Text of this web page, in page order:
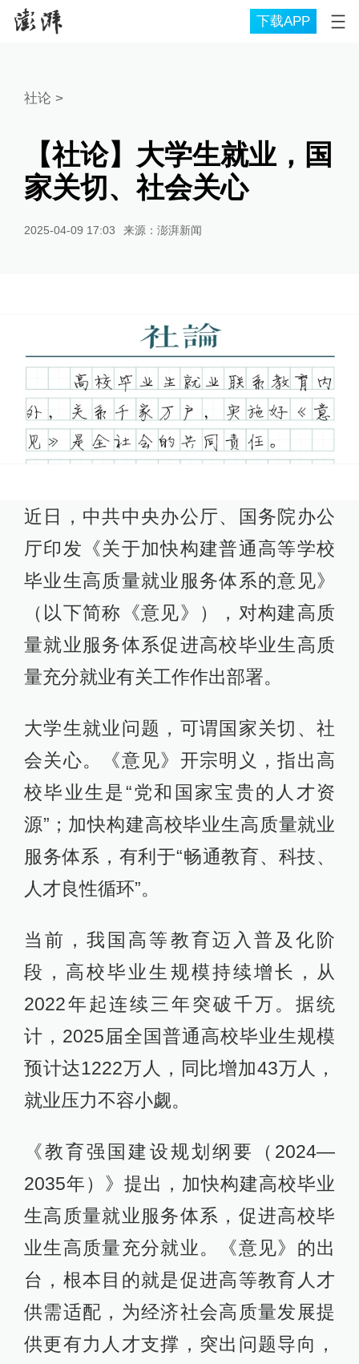
下载APP
社论 >
【社论】大学生就业，国
家关切、社会关心
2025-04-09 17:03 来源： 澎湃新闻
近日，中共中央办公厅、国务院办公
厅印发《关于加快构建普通高等学校
毕业生高质量就业服务体系的意见》
（以下简称《意见》），对构建高质
量就业服务体系促进高校毕业生高质
量充分就业有关工作作出部署。
大学生就业问题，可谓国家关切、社
会关心。《意见》开宗明义，指出高
校毕业生是“党和国家宝贵的人才资
源”；加快构建高校毕业生高质量就业
服务体系，有利于“畅通教育、科技、
人才良性循环”。
当前，我国高等教育迈入普及化阶
段，高校毕业生规模持续增长，从
2022年起连续三年突破千万。据统
计，2025届全国普通高校毕业生规模
预计达1222万人，同比增加43万人，
就业压力不容小觑。
《教育强国建设规划纲要（2024—
2035年）》提出，加快构建高校毕业
生高质量就业服务体系，促进高校毕
业生高质量充分就业。《意见》的出
台，根本目的就是促进高等教育人才
供需适配，为经济社会高质量发展提
供更有力人才支撑，突出问题导向，